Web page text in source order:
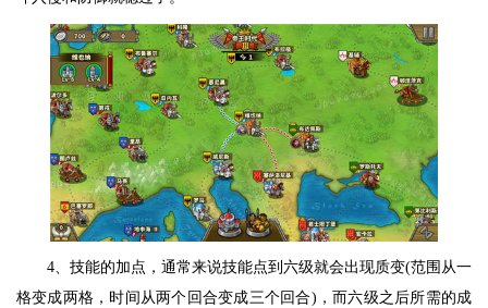
4、技能的加点，通常来说技能点到六级就会出现质变(范围从一
格变成两格，时间从两个回合变成三个回合)，而六级之后所需的成